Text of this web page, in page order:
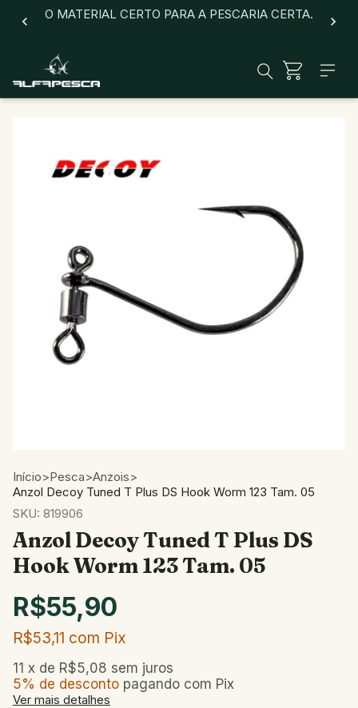
O MATERIAL CERTO PARA A PESCARIA CERTA.
Início>Pesca>Anzois>
Anzol Decoy Tuned T Plus DS Hook Worm 123 Tam. 05
SKU: 819906
Anzol Decoy Tuned T Plus DS
Hook Worm 123 Tam. 05
R$55,90
R$53,11 com Pix
11 x de R$5,08 sem juros
5% de desconto pagando com Pix
Ver mais detalhes